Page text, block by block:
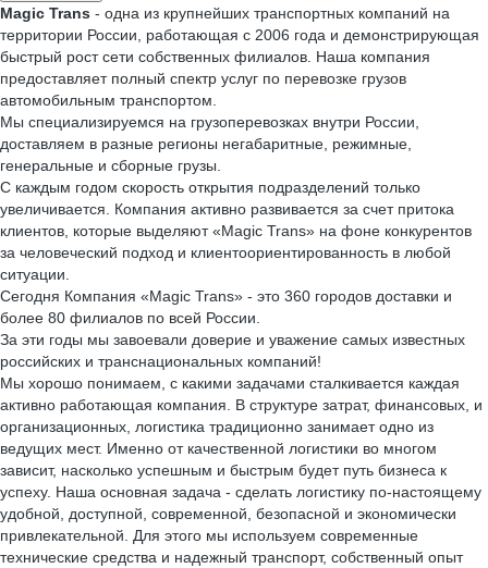
Magic Trans - одна из крупнейших транспортных компаний на
территории России, работающая с 2006 года и демонстрирующая
быстрый рост сети собственных филиалов. Наша компания
предоставляет полный спектр услуг по перевозке грузов
автомобильным транспортом.
Мы специализируемся на грузоперевозках внутри России,
доставляем в разные регионы негабаритные, режимные,
генеральные и сборные грузы.
С каждым годом скорость открытия подразделений только
увеличивается. Компания активно развивается за счет притока
клиентов, которые выделяют «Magic Trans» на фоне конкурентов
за человеческий подход и клиентоориентированность в любой
ситуации.
Сегодня Компания «Magic Trans» - это 360 городов доставки и
более 80 филиалов по всей России.
За эти годы мы завоевали доверие и уважение самых известных
российских и транснациональных компаний!
Мы хорошо понимаем, с какими задачами сталкивается каждая
активно работающая компания. В структуре затрат, финансовых, и
организационных, логистика традиционно занимает одно из
ведущих мест. Именно от качественной логистики во многом
зависит, насколько успешным и быстрым будет путь бизнеса к
успеху. Наша основная задача - сделать логистику по-настоящему
удобной, доступной, современной, безопасной и экономически
привлекательной. Для этого мы используем современные
технические средства и надежный транспорт, собственный опыт